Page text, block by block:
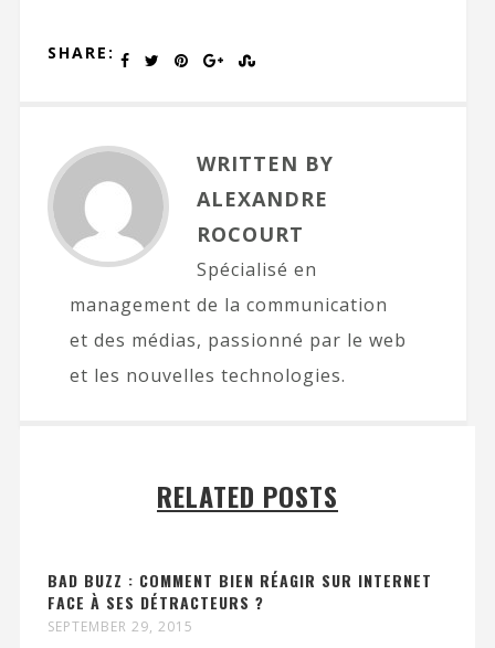
SHARE:
WRITTEN BY
ALEXANDRE
ROCOURT
Spécialisé en
management de la communication
et des médias, passionné par le web
et les nouvelles technologies.
RELATED POSTS
BAD BUZZ : COMMENT BIEN RÉAGIR SUR INTERNET
FACE À SES DÉTRACTEURS ?
SEPTEMBER 29, 2015